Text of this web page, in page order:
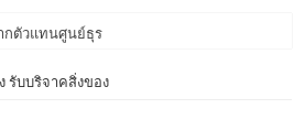
ตัวแทนศูนย์ธุรกิจจีน – อาเซียน (CABC)
รับบริจาคสิ่งของ